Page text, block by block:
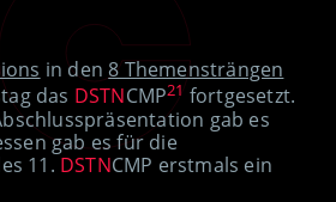
in den8 Themensträngen
das DSTNCMP21 fortgesetzt.
gab es
gab es für die
11. DSTNCMP erstmals ein